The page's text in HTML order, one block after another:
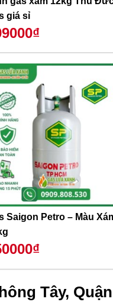
giá sỉ
Saigon Petro – Màu
Tây,